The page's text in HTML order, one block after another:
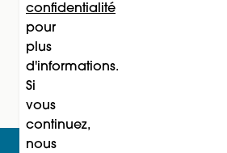
confidentialité
pour
plus
d'informations.
Si
vous
continuez,
nous